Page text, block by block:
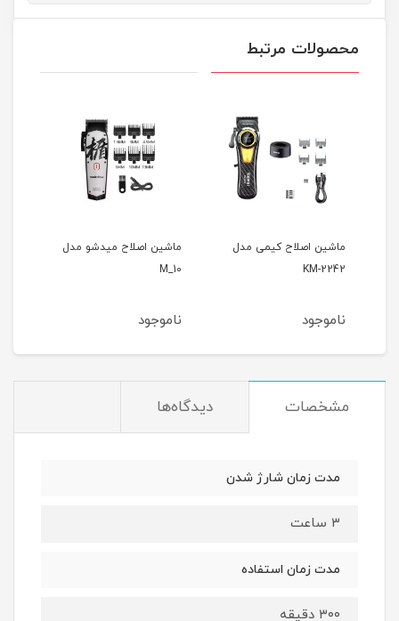
محصولات مرتبط
ماشین اصلاح کیمی مدل
KM-2242
ناموجود
ماشین اصلاح میدشو مدل
M_10
ناموجود
مشخصات دیدگاه‌ها
مدت زمان شارژ شدن
۳ ساعت
مدت زمان استفاده
۳۰۰ دقیقه